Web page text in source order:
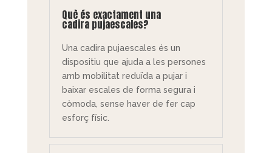
Què és exactament una
cadira pujaescales?
Una cadira pujaescales és un
dispositiu que ajuda a les persones
amb mobilitat reduïda a pujar i
baixar escales de forma segura i
còmoda, sense haver de fer cap
esforç físic.